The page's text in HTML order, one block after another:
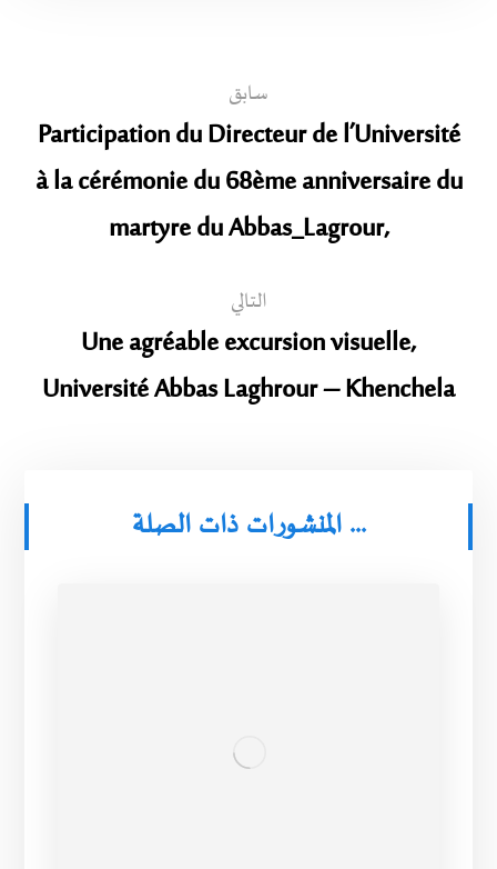
سابق
Participation du Directeur de l’Université
à la cérémonie du 68ème anniversaire du
martyre du Abbas_Lagrour,
التالي
Une agréable excursion visuelle,
Université Abbas Laghrour – Khenchela
المنشورات ذات الصلة ...